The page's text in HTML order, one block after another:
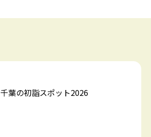
千葉の初詣スポット2026